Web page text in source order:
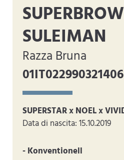
SULEIMAN
Razza Bruna
01IT022990321406
SUPERSTAR x NOEL x
Data di nascita: 15.10.2019
- Konventionell